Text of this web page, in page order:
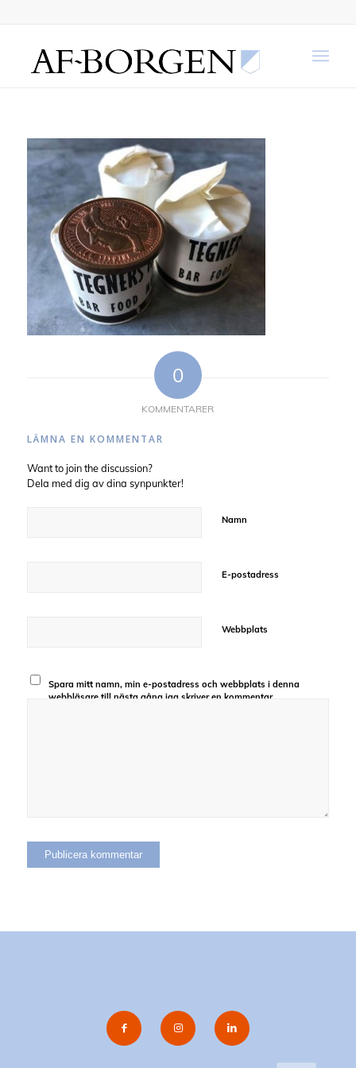
0
KOMMENTARER
LÄMNA EN KOMMENTAR
Want to join the discussion?
Dela med dig av dina synpunkter!
Namn
E-postadress
Webbplats
Spara mitt namn, min e-postadress och webbplats i denna
webbläsare till nästa gång jag skriver en kommentar.